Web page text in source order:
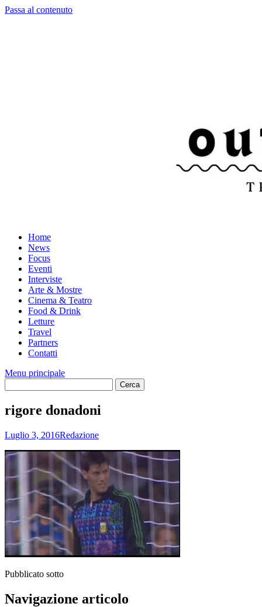
Passa al contenuto
Home
News
Focus
Eventi
Interviste
Arte & Mostre
Cinema & Teatro
Food & Drink
Letture
Travel
Partners
Contatti
Menu principale
rigore donadoni
Luglio 3, 2016Redazione
Pubblicato sotto
Navigazione articolo